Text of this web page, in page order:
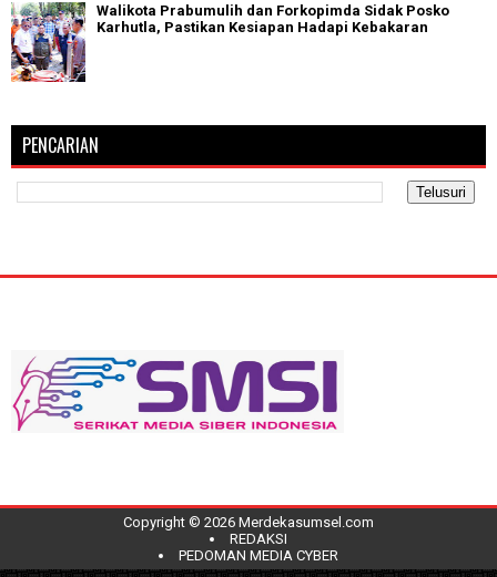
Walikota Prabumulih dan Forkopimda Sidak Posko
Karhutla, Pastikan Kesiapan Hadapi Kebakaran
PENCARIAN
Copyright © 2026 Merdekasumsel.com
REDAKSI
PEDOMAN MEDIA CYBER